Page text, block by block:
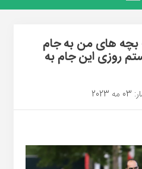
بچه های من به جام
روزی این جام به